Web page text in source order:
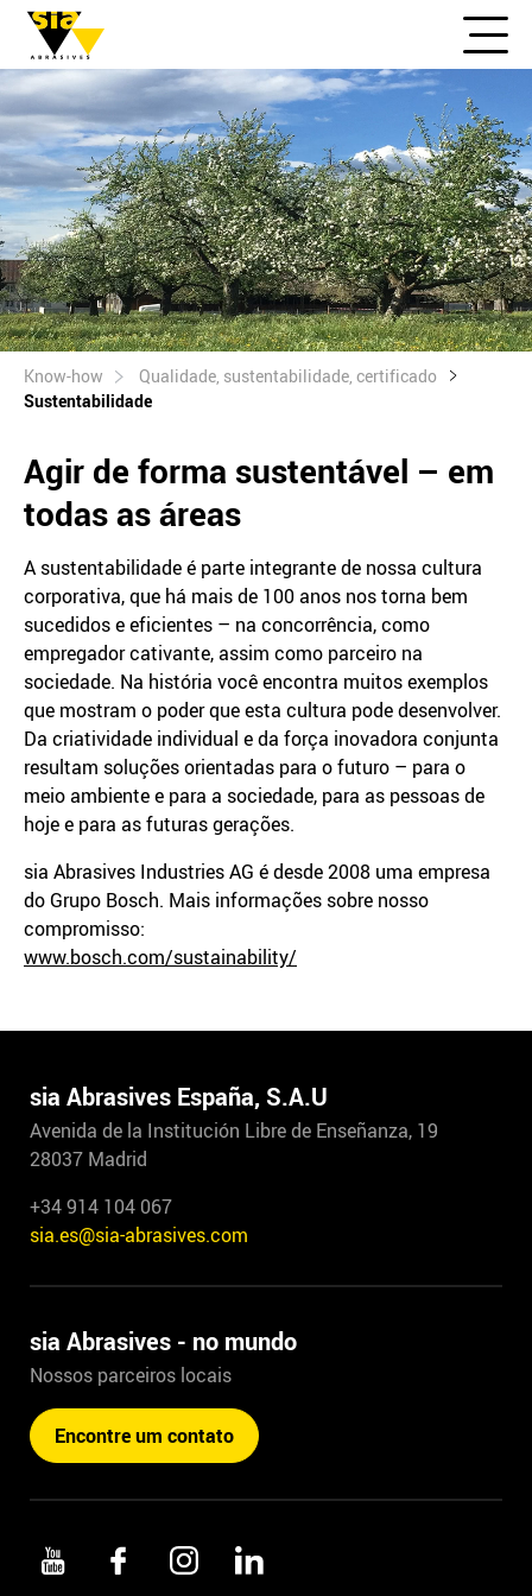
Know-how
Qualidade, sustentabilidade, certificado
Sustentabilidade
Agir de forma sustentável – em
todas as áreas
A sustentabilidade é parte integrante de nossa cultura
corporativa, que há mais de 100 anos nos torna bem
sucedidos e eficientes – na concorrência, como
empregador cativante, assim como parceiro na
sociedade. Na história você encontra muitos exemplos
que mostram o poder que esta cultura pode desenvolver.
Da criatividade individual e da força inovadora conjunta
resultam soluções orientadas para o futuro – para o
meio ambiente e para a sociedade, para as pessoas de
hoje e para as futuras gerações.
sia Abrasives Industries AG é desde 2008 uma empresa
do Grupo Bosch. Mais informações sobre nosso
compromisso:
www.bosch.com/sustainability/
sia Abrasives España, S.A.U
Avenida de la Institución Libre de Enseñanza, 19
28037 Madrid
+34 914 104 067
sia.es@sia-abrasives.com
sia Abrasives - no mundo
Nossos parceiros locais
Encontre um contato